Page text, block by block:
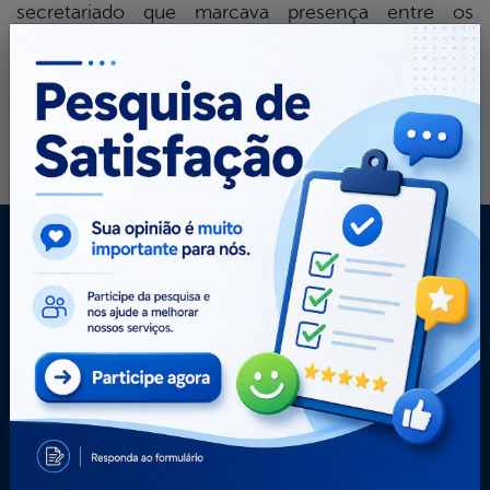
secretariado que marcava presença entre os
Mapa do Site
A Câmara
Acessibilidade
Contato
Dados abertos
Glossário
Mapa do Site
Notícias